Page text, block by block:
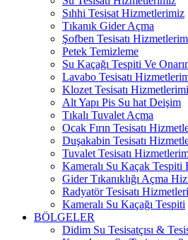
Sıhhi Tesisat Hizmetlerimiz
Tıkanık Gider Açma
Şofben Tesisatı
Petek Temizleme
Su Kaçağı Tespiti Ve
Lavabo Tesisatı
Klozet Tesisatı
Alt Yapı Pis Su hat Deişim
Tıkalı Tuvalet Açma
Ocak Fırın Tesisatı
Duşakabin Tesisatı
Tuvalet Tesisatı
Kameralı Su Kaçak Tespiti
Gider Tıkanıklığı Açma
Radyatör Tesisatı
Kameralı Su Kaçağı Tespiti
BÖLGELER
Didim Su Tesisatçısı &